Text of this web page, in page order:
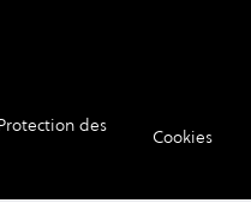
des
Cookies